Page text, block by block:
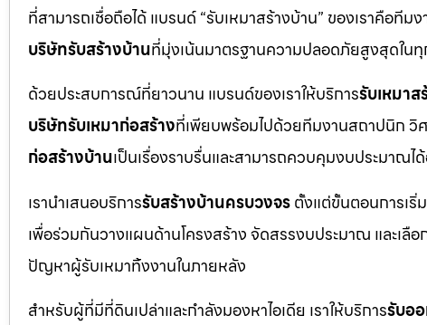
ที่สามารถเชื่อถือได้ แบรนด์ “รับเหมาสร้างบ้าน” ของเราคือ
บริษัทรับสร้างบ้านที่มุ่งเน้นมาตรฐานความปลอดภัยสูงสุดในทุ
ด้วยประสบการณ์ที่ยาวนาน แบรนด์ของเราให้บริการรับเหมา
บริษัทรับเหมาก่อสร้างที่เพียบพร้อมไปด้วยทีมงานสถาปนิก วิ
ก่อสร้างบ้านเป็นเรื่องราบรื่นและสามารถควบคุมงบประมาณ
เรานำเสนอบริการรับสร้างบ้านครบวงจรตั้งแต่ขั้นตอนการเริ่
เพื่อร่วมกันวางแผนด้านโครงสร้าง จัดสรรงบประมาณ และเ
ปัญหาผู้รับเหมาทิ้งงานในภายหลัง
สำหรับผู้ที่มีที่ดินเปล่าและกำลังมองหาไอเดีย เราให้บริการรับอ